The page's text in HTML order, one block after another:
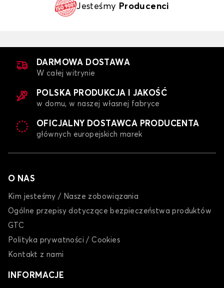
Jesteśmy Producenci
DARMOWA DOSTAWA
W całej witrynie
POLSKA PRODUKCJA I JAKOŚĆ
w domu, w naszej własnej fabryce
OFICJALNY DOSTAWCA PRODUCENTA
głównych europejskich marek
O NAS
Kim jesteśmy / Nasze zobowiązania
Ogólne przepisy dotyczące bezpieczeństwa produktów
GTC
Polityka prywatności / Cookies
Kontakt z nami
INFORMACJE